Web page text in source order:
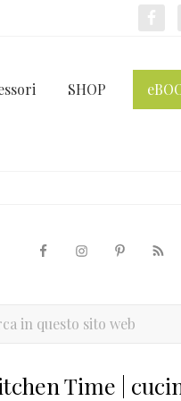
SHOP
Time |